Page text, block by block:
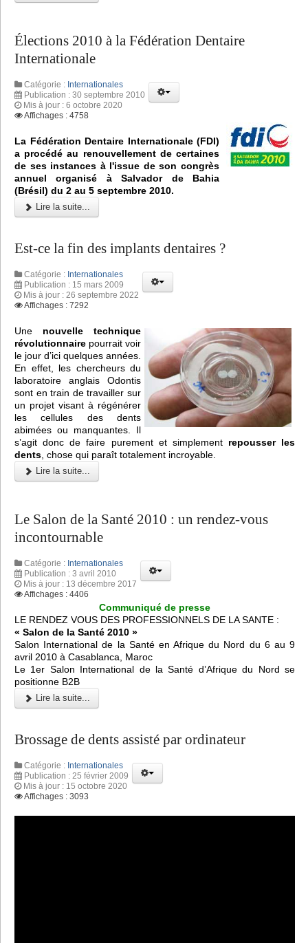
Élections 2010 à la Fédération Dentaire
Internationale
Catégorie : Internationales
Publication : 30 septembre 2010
Mis à jour : 6 octobre 2020
Affichages : 4758
La Fédération Dentaire Internationale (FDI)
a procédé au renouvellement de certaines
de ses instances à l'issue de son congrès
annuel organisé à Salvador de Bahia
(Brésil) du 2 au 5 septembre 2010.
Lire la suite...
Est-ce la fin des implants dentaires ?
Catégorie : Internationales
Publication : 15 mars 2009
Mis à jour : 26 septembre 2022
Affichages : 7292
Une nouvelle technique
révolutionnaire pourrait voir
le jour d’ici quelques années.
En effet, les chercheurs du
laboratoire anglais Odontis
sont en train de travailler sur
un projet visant à régénérer
les cellules des dents
abimées ou manquantes. Il
s’agit donc de faire purement et simplement repousser les
dents , chose qui paraît totalement incroyable.
Lire la suite...
Le Salon de la Santé 2010 : un rendez-vous
incontournable
Catégorie : Internationales
Publication : 3 avril 2010
Mis à jour : 13 décembre 2017
Affichages : 4406
Communiqué de presse
LE RENDEZ VOUS DES PROFESSIONNELS DE LA SANTE :
« Salon de la Santé 2010 »
Salon International de la Santé en Afrique du Nord du 6 au 9
avril 2010 à Casablanca, Maroc
Le 1er Salon International de la Santé d’Afrique du Nord se
positionne B2B
Lire la suite...
Brossage de dents assisté par ordinateur
Catégorie : Internationales
Publication : 25 février 2009
Mis à jour : 15 octobre 2020
Affichages : 3093